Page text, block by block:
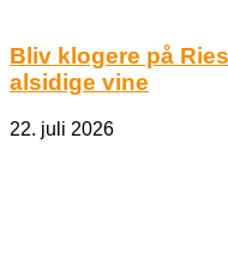
Bliv klogere på
alsidige vine
22. juli 2026